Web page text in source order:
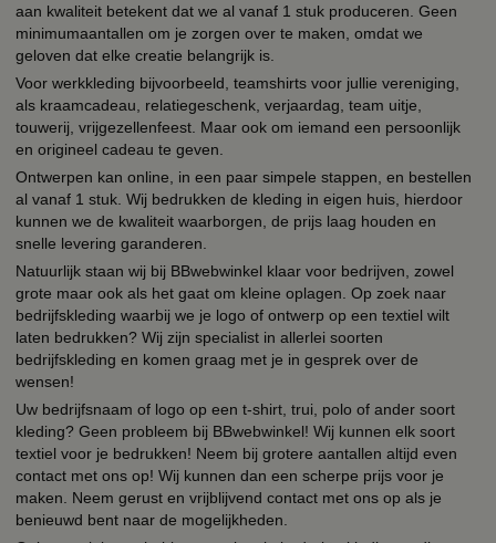
aan kwaliteit betekent dat we al vanaf 1 stuk produceren. Geen
minimumaantallen om je zorgen over te maken, omdat we
geloven dat elke creatie belangrijk is.
Voor werkkleding bijvoorbeeld, teamshirts voor jullie vereniging,
als kraamcadeau, relatiegeschenk, verjaardag, team uitje,
touwerij, vrijgezellenfeest. Maar ook om iemand een persoonlijk
en origineel cadeau te geven.
Ontwerpen kan online, in een paar simpele stappen, en bestellen
al vanaf 1 stuk. Wij bedrukken de kleding in eigen huis, hierdoor
kunnen we de kwaliteit waarborgen, de prijs laag houden en
snelle levering garanderen.
Natuurlijk staan wij bij BBwebwinkel klaar voor bedrijven, zowel
grote maar ook als het gaat om kleine oplagen. Op zoek naar
bedrijfskleding waarbij we je logo of ontwerp op een textiel wilt
laten bedrukken? Wij zijn specialist in allerlei soorten
bedrijfskleding en komen graag met je in gesprek over de
wensen!
Uw bedrijfsnaam of logo op een t-shirt, trui, polo of ander soort
kleding? Geen probleem bij BBwebwinkel! Wij kunnen elk soort
textiel voor je bedrukken! Neem bij grotere aantallen altijd even
contact met ons op! Wij kunnen dan een scherpe prijs voor je
maken. Neem gerust en vrijblijvend contact met ons op als je
benieuwd bent naar de mogelijkheden.